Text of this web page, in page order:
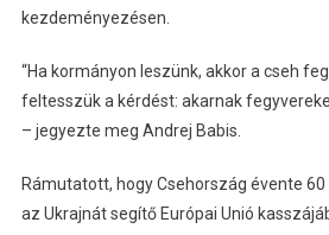
kezdeményezésen.
“Ha kormányon leszünk, akkor a cseh
feltesszük a kérdést: akarnak
– jegyezte meg Andrej Babis.
Rámutatott, hogy Csehország évente
az Ukrajnát segítő Európai Unió